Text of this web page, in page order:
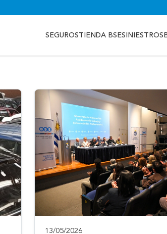
SEGUROSTIENDA BSESINIESTROS
13/05/2026